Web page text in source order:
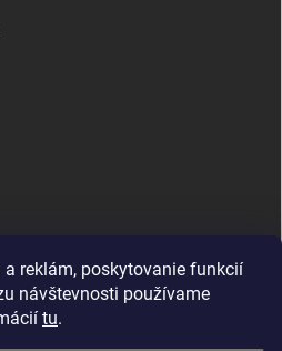
reklám, poskytovanie funkcií
návštevnosti používame
tu.